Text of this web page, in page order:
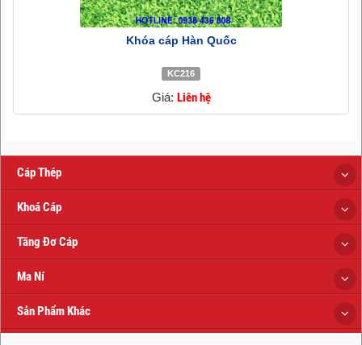
Khóa cáp Hàn Quốc
KC216
Giá: Liên hệ
Cáp Thép
Khoá Cáp
Tăng Đơ Cáp
Ma Ní
Sản Phẩm Khác